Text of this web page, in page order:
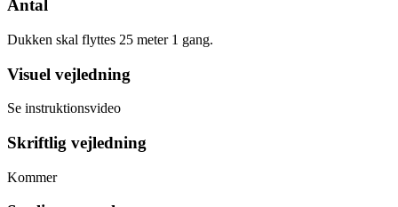
Antal
Dukken skal flyttes 25 meter 1 gang.
Visuel vejledning
Se instruktionsvideo
Skriftlig vejledning
Kommer